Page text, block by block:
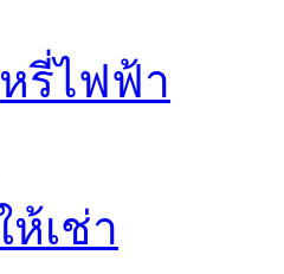
รี่ไฟฟ้า
ห้เช่า